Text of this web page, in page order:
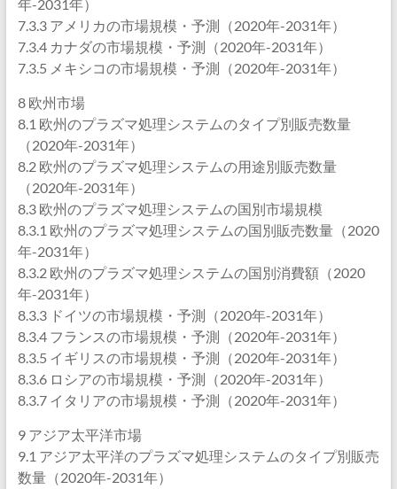
年-2031年）
7.3.3 アメリカの市場規模・予測（2020年-2031年）
7.3.4 カナダの市場規模・予測（2020年-2031年）
7.3.5 メキシコの市場規模・予測（2020年-2031年）
8 欧州市場
8.1 欧州のプラズマ処理システムのタイプ別販売数量
（2020年-2031年）
8.2 欧州のプラズマ処理システムの用途別販売数量
（2020年-2031年）
8.3 欧州のプラズマ処理システムの国別市場規模
8.3.1 欧州のプラズマ処理システムの国別販売数量（2020
年-2031年）
8.3.2 欧州のプラズマ処理システムの国別消費額（2020
年-2031年）
8.3.3 ドイツの市場規模・予測（2020年-2031年）
8.3.4 フランスの市場規模・予測（2020年-2031年）
8.3.5 イギリスの市場規模・予測（2020年-2031年）
8.3.6 ロシアの市場規模・予測（2020年-2031年）
8.3.7 イタリアの市場規模・予測（2020年-2031年）
9 アジア太平洋市場
9.1 アジア太平洋のプラズマ処理システムのタイプ別販売
数量（2020年-2031年）